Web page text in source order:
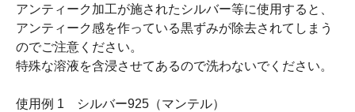
アンティーク加工が施されたシルバー等に使用すると、
アンティーク感を作っている黒ずみが除去されてしまう
のでご注意ください。
特殊な溶液を含浸させてあるので洗わないでください。
使用例 1 シルバー925（マンテル）